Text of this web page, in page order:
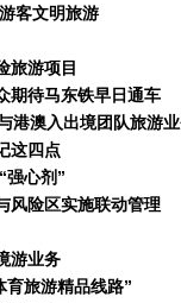
客文明旅游
旅游项目
待马东铁早日通车
港澳入出境团队旅游
这四点
强心剂”
风险区实施联动管理
游业务
旅游精品线路”